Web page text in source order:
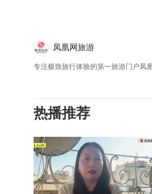
凤凰网旅游
专注极致旅行体验的第一旅游门户凤
热播推荐